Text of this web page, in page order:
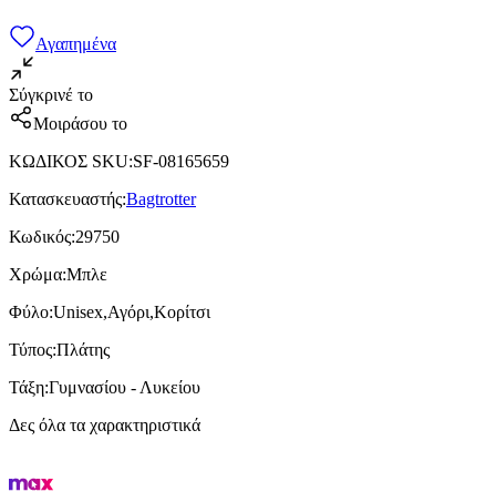
Αγαπημένα
Σύγκρινέ το
Μοιράσου το
ΚΩΔΙΚΟΣ SKU:SF-08165659
Κατασκευαστής:Bagtrotter
Κωδικός:29750
Χρώμα:Μπλε
Φύλο:Unisex,Αγόρι,Κορίτσι
Τύπος:Πλάτης
Τάξη:Γυμνασίου - Λυκείου
Δες όλα τα χαρακτηριστικά